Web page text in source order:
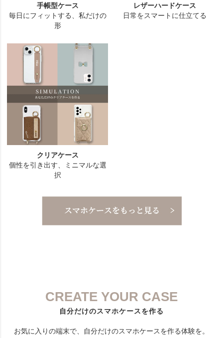
CREATE YOUR CASE
自分だけのスマホケースを作る
お気に入りの端末で、自分だけのスマホケースを作る体験を。